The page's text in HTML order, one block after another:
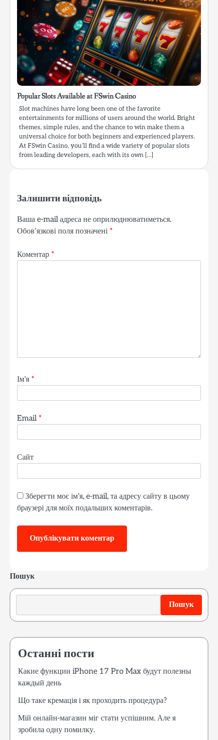
Popular Slots Available at FSwin Casino
Slot machines have long been one of the favorite
entertainments for millions of users around the world. Bright
themes, simple rules, and the chance to win make them a
universal choice for both beginners and experienced players.
At FSwin Casino, you’ll find a wide variety of popular slots
from leading developers, each with its own […]
Залишити відповідь
Ваша e-mail адреса не оприлюднюватиметься.
Обов’язкові поля позначені *
Коментар *
Ім'я *
Email *
Сайт
Зберегти моє ім'я, e-mail, та адресу сайту в цьому
браузері для моїх подальших коментарів.
Пошук
Пошук
Останні пости
Какие функции iPhone 17 Pro Max будут полезны
каждый день
Що таке кремація і як проходить процедура?
Мій онлайн-магазин міг стати успішним. Але я
зробила одну помилку.